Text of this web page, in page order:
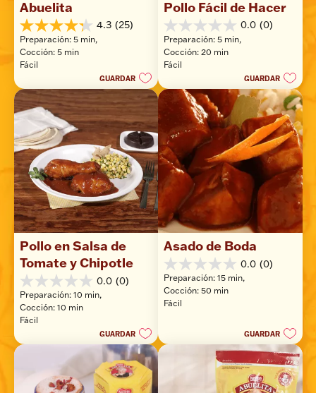
Abuelita
4.3 (25)
4.3
de
5
estrellas.
reseñas
Preparación: 5 min,
Cocción: 5 min
Fácil
GUARDAR
Pollo Fácil de Hacer
0.0 (0)
0.0
de
5
estrellas.
Preparación: 5 min,
Cocción: 20 min
Fácil
GUARDAR
Pollo en Salsa de
Tomate y Chipotle
0.0 (0)
0.0
de
5
estrellas.
Preparación: 10 min,
Cocción: 10 min
Fácil
GUARDAR
Asado de Boda
0.0 (0)
0.0
de
5
estrellas.
Preparación: 15 min,
Cocción: 50 min
Fácil
GUARDAR